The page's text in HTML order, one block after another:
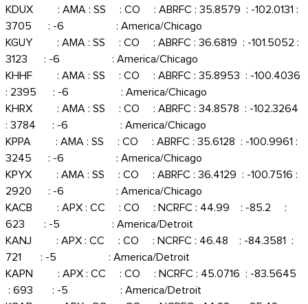
KDUX : AMA : SS : CO : ABRFC : 35.8579 : -102.0131 :
3705 : -6 : America/Chicago
KGUY : AMA : SS : CO : ABRFC : 36.6819 : -101.5052 :
3123 : -6 : America/Chicago
KHHF : AMA : SS : CO : ABRFC : 35.8953 : -100.4036
: 2395 : -6 : America/Chicago
KHRX : AMA : SS : CO : ABRFC : 34.8578 : -102.3264
: 3784 : -6 : America/Chicago
KPPA : AMA : SS : CO : ABRFC : 35.6128 : -100.9961 :
3245 : -6 : America/Chicago
KPYX : AMA : SS : CO : ABRFC : 36.4129 : -100.7516 :
2920 : -6 : America/Chicago
KACB : APX : CC : CO : NCRFC : 44.99 : -85.2 :
623 : -5 : America/Detroit
KANJ : APX : CC : CO : NCRFC : 46.48 : -84.3581 :
721 : -5 : America/Detroit
KAPN : APX : CC : CO : NCRFC : 45.0716 : -83.5645
: 693 : -5 : America/Detroit